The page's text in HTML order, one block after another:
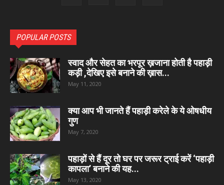
POPULAR POSTS
स्वाद और सेहत का भरपूर ख़जाना होती है पहाड़ी
कड़ी ,देखिए इसे बनाने की ख़ास...
May 11, 2020
क्या आप भी जानते हैं पहाड़ी करेले के ये ओषधीय
गुण
May 7, 2020
पहाड़ों से हैं दूर तो घर पर जरूर ट्राई करें ‘पहाड़ी
कापला’ बनाने की यह...
May 13, 2020